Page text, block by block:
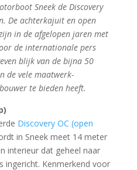
Sneek de Discovery
De achterkajuit en open
in de afgelopen jaren met
de internationale pers
blijk van de bijna 50
de vele maatwerk-
te bieden heeft.
Discovery OC (open
in Sneek meet 14 meter
interieur dat geheel naar
ingericht. Kenmerkend voor